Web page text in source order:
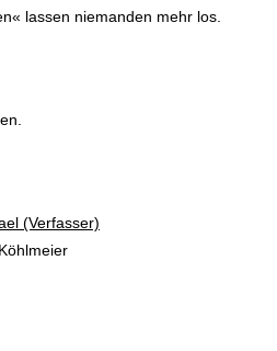
lassen niemanden mehr los.
Verfasser
(Verfasser)
Systematik